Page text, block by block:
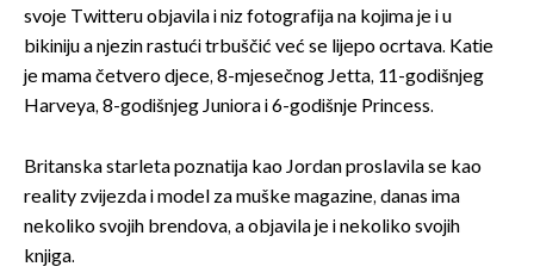
svoje Twitteru objavila i niz fotografija na kojima je i u
bikiniju a njezin rastući trbuščić već se lijepo ocrtava. Katie
je mama četvero djece, 8-mjesečnog Jetta, 11-godišnjeg
Harveya, 8-godišnjeg Juniora i 6-godišnje Princess.
Britanska starleta poznatija kao Jordan proslavila se kao
reality zvijezda i model za muške magazine, danas ima
nekoliko svojih brendova, a objavila je i nekoliko svojih
knjiga.